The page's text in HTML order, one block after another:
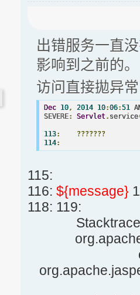
出错服务一直
影响到之前的。
访问直接拋异
Dec 10, 2014 10:06:51
SEVERE: Servlet. service
113:
???????
114:
115:
116: ${message}
118: 119: